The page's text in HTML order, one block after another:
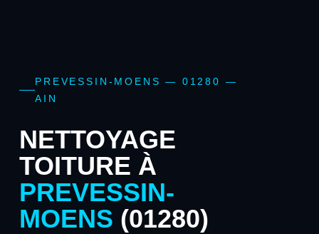
PREVESSIN-MOENS — 01280 —
AIN
NETTOYAGE
TOITURE À
PREVESSIN-
MOENS (01280)